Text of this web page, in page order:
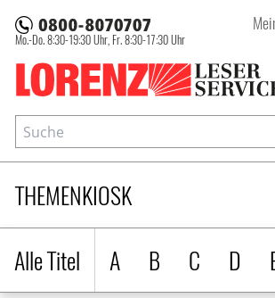
Lorenz
Mo.-Do. 8:30-19:30 Uhr, Fr. 8:30-17:30 Uhr
THEMENKIOSK
Alle Titel
A B C D
Suche
Zeitschriftensuche